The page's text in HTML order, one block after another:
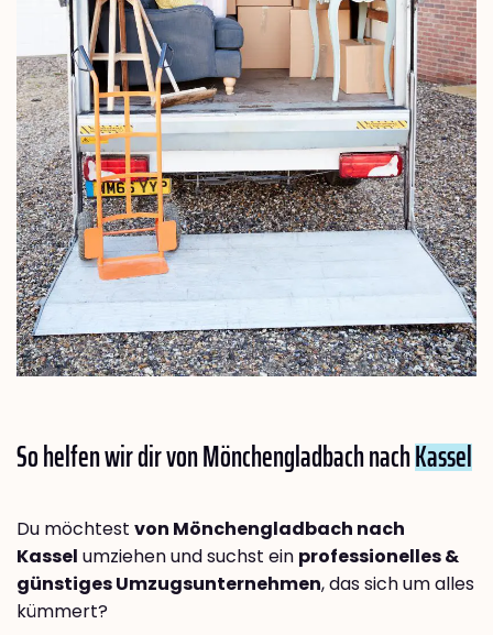
So helfen wir dir von Mönchengladbach nachKassel
Du möchtest von Mönchengladbach nach
Kassel umziehen und suchst ein professionelles &
günstiges Umzugsunternehmen, das sich um alles
kümmert?